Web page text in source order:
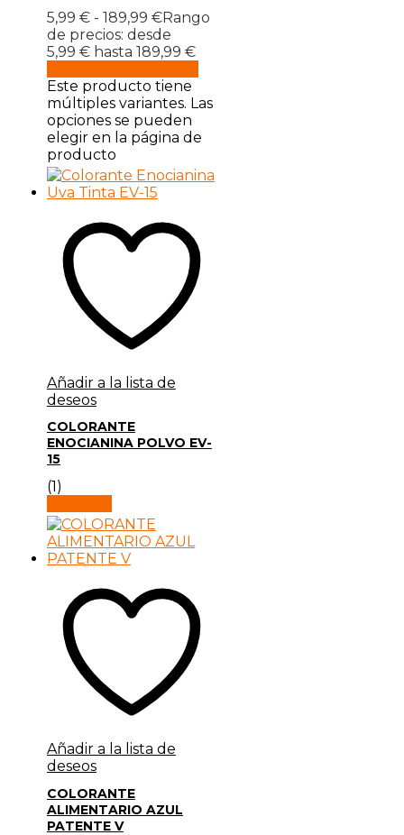
5,99 € - 189,99 €Rango
de precios: desde
5,99 € hasta 189,99 €
Este producto tiene
múltiples variantes. Las
opciones se pueden
elegir en la página de
producto
Añadir a la lista de
deseos
COLORANTE
ENOCIANINA POLVO EV-
15
(1)
Añadir a la lista de
deseos
COLORANTE
ALIMENTARIO AZUL
PATENTE V